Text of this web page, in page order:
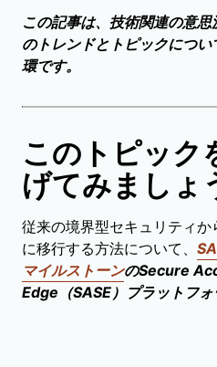
この記事は、技術関連の意
のトレンドとトピックについ
環です。
このトピック
げてみましょ
従来の境界型セキュリティ
に移行する方法について、
マイルストーンのSecure
Edge（SASE）プラットフォ